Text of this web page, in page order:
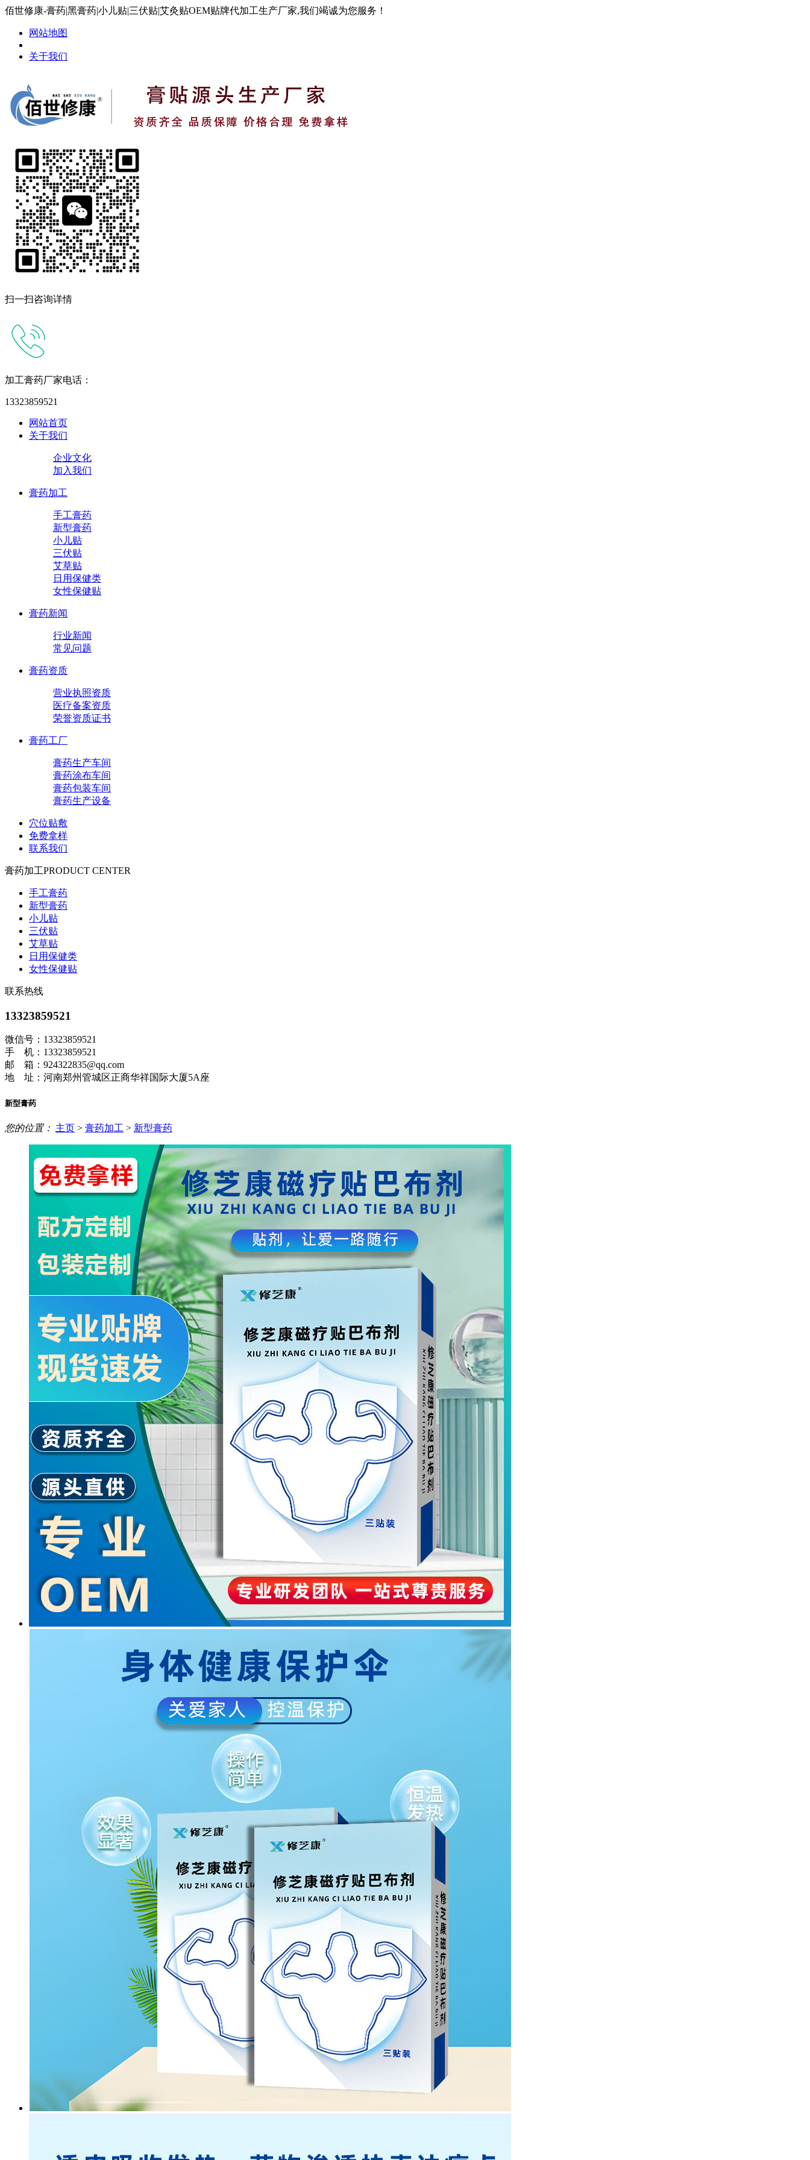
佰世修康-膏药|黑膏药|小儿贴|三伏贴|艾灸贴OEM贴牌代加工生产厂家,我们竭诚为您服务！
网站地图
关于我们
扫一扫咨询详情
加工膏药厂家电话：
13323859521
网站首页
关于我们
企业文化
加入我们
膏药加工
手工膏药
新型膏药
小儿贴
三伏贴
艾草贴
日用保健类
女性保健贴
膏药新闻
行业新闻
常见问题
膏药资质
营业执照资质
医疗备案资质
荣誉资质证书
膏药工厂
膏药生产车间
膏药涂布车间
膏药包装车间
膏药生产设备
穴位贴敷
免费拿样
联系我们
膏药加工PRODUCT CENTER
手工膏药
新型膏药
小儿贴
三伏贴
艾草贴
日用保健类
女性保健贴
联系热线
13323859521
微信号：13323859521
手 机：13323859521
邮 箱：924322835@qq.com
地 址：河南郑州管城区正商华祥国际大厦5A座
新型膏药
您的位置： 主页 > 膏药加工 > 新型膏药